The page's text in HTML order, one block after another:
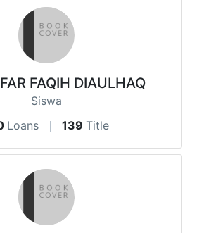
FAQIH DIAULHAQ
Siswa
Loans 139 Title